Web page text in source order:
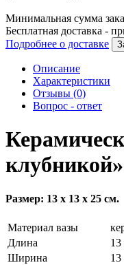
Минимальная сумма
Бесплатная доставка -
Подробнее о доставке
Описание
Характеристики
Отзывы (0)
Вопрос - ответ
клубникой»
Размер: 13 х 13 х 25 см.
Материал вазы
Длина
13
Ширина
13